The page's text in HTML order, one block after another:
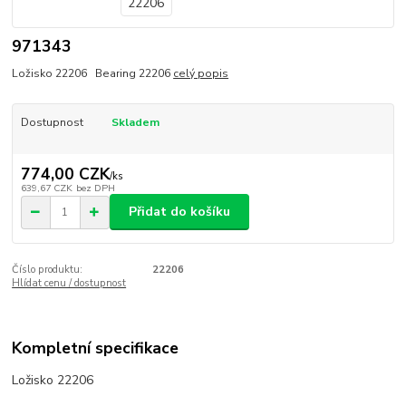
971343
Ložisko 22206 Bearing 22206 celý popis
Dostupnost Skladem
774,00 CZK/ks
639,67 CZK bez DPH
Přidat do košíku
Číslo produktu:
22206
Hlídat cenu / dostupnost
Kompletní specifikace
Ložisko 22206